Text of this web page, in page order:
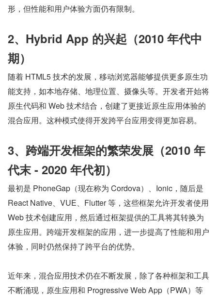
形，但性能和用户体验方面仍有限制。
2、Hybrid App 的兴起（2010 年代中
期）
随着 HTML5 技术的发展，移动浏览器能够提供更多原生功
能支持，如本地存储、地理位置、摄像头等。开发者开始将
原生代码和 Web 技术结合，创建了更接近原生应用体验的
混合应用。这种模式使得开发跨平台应用变得更加容易。
3、跨端开发框架的繁荣发展（2010 年
代末 - 2020 年代初）
最初是 PhoneGap（现在称为 Cordova）、Ionic，随后是
React Native、VUE、Flutter 等，这些框架允许开发者使用
Web 技术创建应用，然后通过框架提供的工具将其转换为
原生应用。跨端开发框架的应用，进一步提高了性能和用户
体验，同时仍然保持了跨平台的优势。
近年来，混合应用技术仍在不断发展，除了各种框架和工具
不断涌现，原生应用和 Progressive Web App（PWA）等